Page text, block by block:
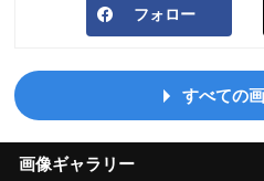
フォロー
すべての
画像ギャラリー